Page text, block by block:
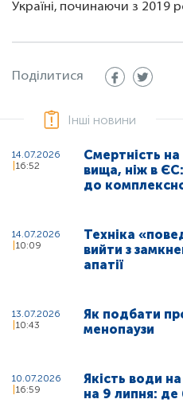
Україні, починаючи з 2019
Поділитися
Інші новини
14.07.2026
16:52
Смертність на
вища, ніж в
до
14.07.2026
10:09
Техніка
вийти з
апатії
13.07.2026
10:43
Як подбати
менопаузи
10.07.2026
16:59
Якість води
на 9 липня: де